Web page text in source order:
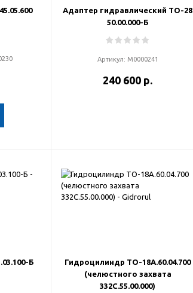
Адаптер гидравлический ТО-28
50.00.000-Б
Артикул: М0000241
240 600 р.
Б
Гидроцилиндр ТО-18А.60.04.700
(челюстного захвата
332С.55.00.000)